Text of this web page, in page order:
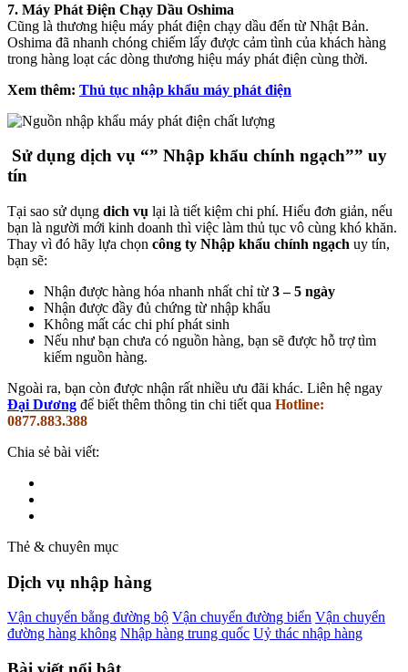
7. Máy Phát Điện Chạy Dầu Oshima
Cũng là thương hiệu máy phát điện chạy dầu đến từ Nhật Bản.
Oshima đã nhanh chóng chiếm lấy được cảm tình của khách hàng
trong hàng loạt các dòng thương hiệu máy phát điện cùng thời.
Xem thêm: Thủ tục nhập khẩu máy phát điện
Sử dụng dịch vụ “” Nhập khẩu chính ngạch”” uy
tín
Tại sao sử dụng dich vụ lại là tiết kiệm chi phí. Hiểu đơn giản, nếu
bạn là người mới kinh doanh thì việc làm thủ tục vô cùng khó khăn.
Thay vì đó hãy lựa chọn công ty Nhập khẩu chính ngạch uy tín,
bạn sẽ:
Nhận được hàng hóa nhanh nhất chỉ từ 3 – 5 ngày
Nhận được đầy đủ chứng từ nhập khẩu
Không mất các chi phí phát sinh
Nếu như bạn chưa có nguồn hàng, bạn sẽ được hỗ trợ tìm
kiếm nguồn hàng.
Ngoài ra, bạn còn được nhận rất nhiều ưu đãi khác. Liên hệ ngay
Đại Dương để biết thêm thông tin chi tiết qua Hotline:
0877.883.388
Chia sẻ bài viết:
Thẻ & chuyên mục
Dịch vụ nhập hàng
Vận chuyển bằng đường bộ Vận chuyển đường biển Vận chuyển
đường hàng không Nhập hàng trung quốc Uỷ thác nhập hàng